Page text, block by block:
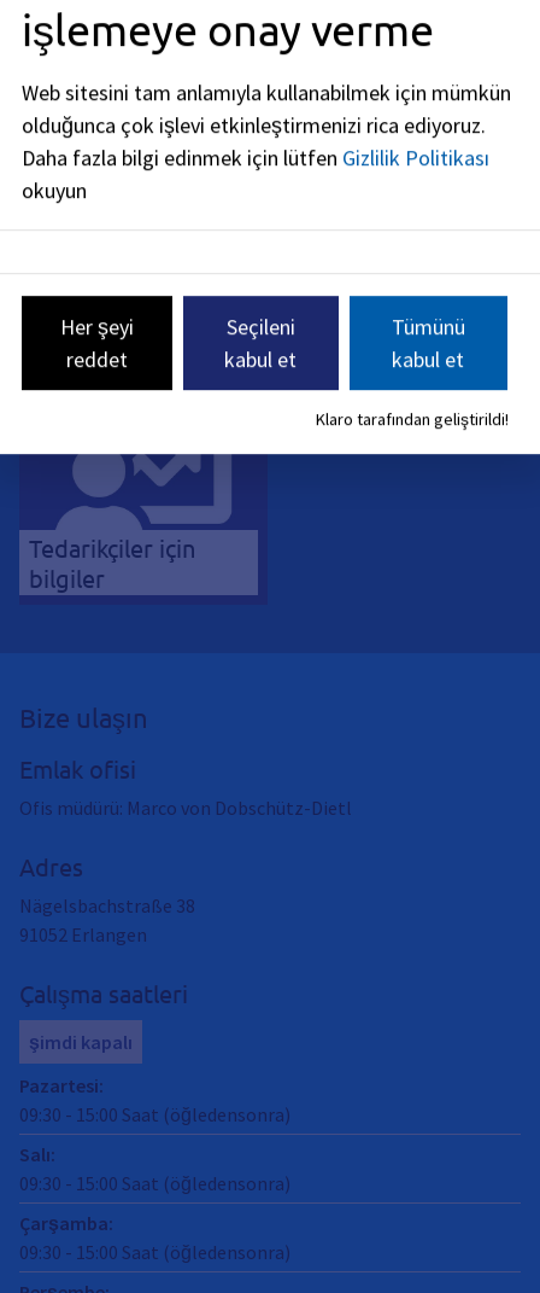
Erlangen haftalık
Erlangen Ağustos
Erlangen Işık
Festivali Pazarı
Erlangen Orman
Noel Şenliği
Tedarikçiler için
bilgiler
Bize ulaşın
Emlak ofisi
Ofis müdürü: Marco von Dobschütz-Dietl
Adres
Nägelsbachstraße 38
91052 Erlangen
Çalışma saatleri
şimdi kapalı
Pazartesi:
09:30 - 15:00 Saat (öğledensonra)
Salı:
09:30 - 15:00 Saat (öğledensonra)
Çarşamba:
09:30 - 15:00 Saat (öğledensonra)
işlemeye onay verme
Web sitesini tam anlamıyla kullanabilmek için mümkün
olduğunca çok işlevi etkinleştirmenizi rica ediyoruz.
Daha fazla bilgi edinmek için lütfen Gizlilik Politikası
okuyun
Her şeyi
reddet
Seçileni
kabul et
Tümünü
kabul et
Klaro tarafından geliştirildi!